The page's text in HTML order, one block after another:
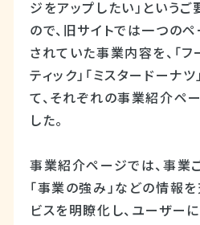
ジをアップしたい」という
ので、旧サイトでは一つの
されていた事業内容を、「フ
ティック」「ミスタードーナ
て、それぞれの事業紹介ペ
した。
事業紹介ページでは、事業ご
「事業の強み」などの情報
ビスを明瞭化し、ユーザー